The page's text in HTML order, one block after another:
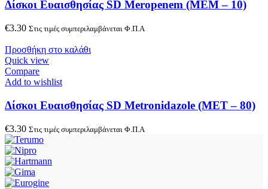
Δίσκοι Ευαισθησίας SD Meropenem (MEM – 10)
€3.30 Στις τιμές συμπεριλαμβάνεται Φ.Π.Α
Προσθήκη στο καλάθι
Quick view
Compare
Add to wishlist
Δίσκοι Ευαισθησίας SD Metronidazole (MET – 80)
€3.30 Στις τιμές συμπεριλαμβάνεται Φ.Π.Α